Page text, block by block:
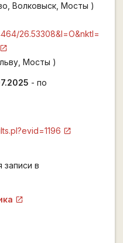
Волковыск, Мосты )
26.53308&l=O&nktl=
Мосты )
- по
записи в